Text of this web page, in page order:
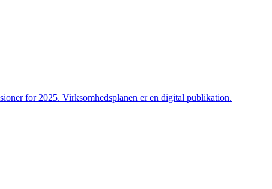
for 2025. Virksomhedsplanen er en digital publikation.